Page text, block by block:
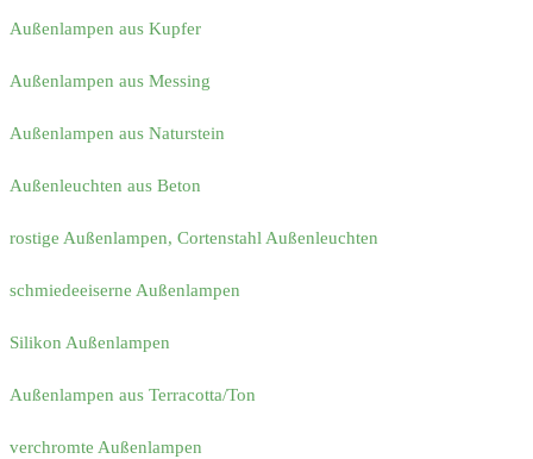
Außenlampen aus Kupfer
Außenlampen aus Messing
Außenlampen aus Naturstein
Außenleuchten aus Beton
rostige Außenlampen, Cortenstahl Außenleuchten
schmiedeeiserne Außenlampen
Silikon Außenlampen
Außenlampen aus Terracotta/Ton
verchromte Außenlampen